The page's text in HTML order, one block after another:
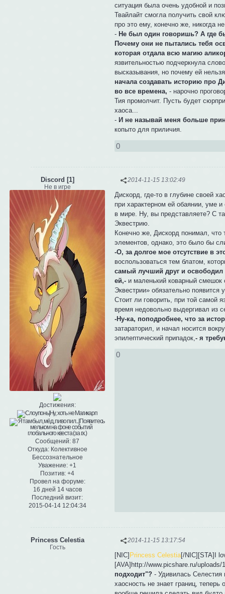
ситуация была очень удобной и
Твайлайт смогла получить свой
про это ему, конечно же, никогда
-Не был один говоришь? А где
Почему они не пытались тебя
которая отдала всю магию
язвительностью подчеркнула
высказывания, но почему ей
начала создавать историю про
во все времена, - нарочно
Тия промолчит. Пусть будет
хаоса...
-И не называй меня больше
копыто для приличия.
0
2014-11-15 13:02:49
Discord [1]
Не в игре
Достижения:
Сообщений: 87
Откуда:Колективное
Бессознательное
Уважение: +1
Позитив: +4
Провел на форуме:
16 дней 14 часов
Последний визит:
2015-04-14 12:04:34
Дискорд, где-то в глубине своей
при характерном ей обаянии, уме
в мире. Ну, вы представляете? С
Эквестрию.
Конечно же, Дискорд понимал, что
элементов, однако, это было бы
-О, за долгое мое отсутствие в
воспользоваться тем блатом,
самый лучший друг и освободил
ей,- и маленький коварный смешок
Эквестрии» обязательно
Стоит ли говорить, при той самой
время недовольно выдергивал из
-Ну-ка, поподробнее, что за
затараторил, и начал носится
эпилептический припадок,- я
0
2014-11-15 13:17:54
Princess Celestia
Гость
[NIC] Princess Celestia[/NIC][STA]I
[AVA]http://www.picshare.ru/
подходит"? - Удивилась Селестия
хаосность не знает границ,